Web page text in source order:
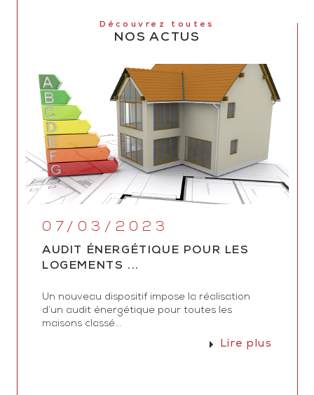
Découvrez toutes
NOS ACTUS
07/03/2023
AUDIT ÉNERGÉTIQUE POUR LES
LOGEMENTS ...
Un nouveau dispositif impose la réalisation
d’un audit énergétique pour toutes les
maisons classé...
Lire plus